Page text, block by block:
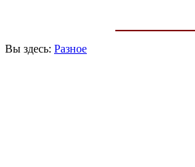
Вы здесь: Разное